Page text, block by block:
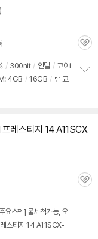
관
/ 300nit / 인텔 / 코어i
4GB / 16GB / 램 교
기
레스티지 14 A11SCX
관
요스펙] 물세척가능, 오
스티지 14 A11SCX-